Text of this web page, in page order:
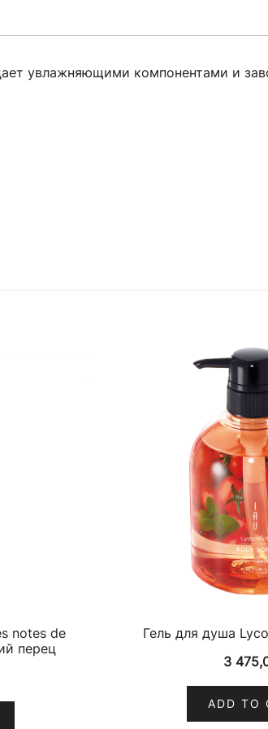
увлажняющими компонентами и
notes de
перец
Гель для душа
3
ADD TO